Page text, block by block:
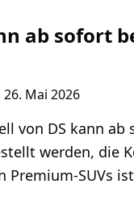
ab sofort
26. Mai 2026
von DS kann ab
werden, die
Premium-SUVs